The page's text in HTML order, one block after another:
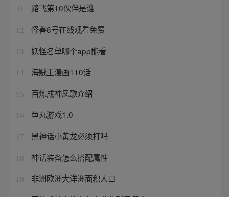
路飞第10伙伴是谁
12 怪兽8号在线观看免费
13 妖怪名单哪个app能看
14 海贼王漫画110话
15 百炼成神凤歌介绍
16 鱼丸游戏1.0
17 黑神话小黄龙必须打吗
18 神话装备怎么搭配属性
19 非洲欧洲大洋洲面积人口